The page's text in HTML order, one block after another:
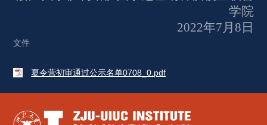
学院
2022年7月8日
文件
夏令营初审通过公示名单0708_0.pdf